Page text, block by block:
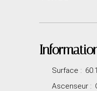
Surface :
Ascenseur :